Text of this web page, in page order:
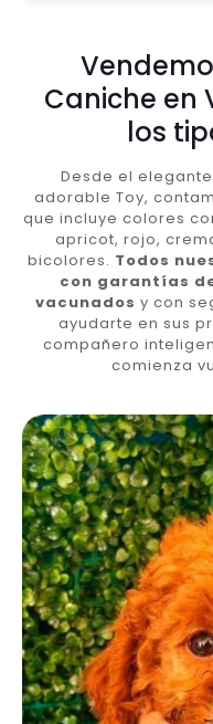
Caniche en
los
Desde el
adorable Toy,
que incluye colores
apricot, rojo,
bicolores. Todos
con garantías
vacunados y con
ayudarte en sus
compañero
comienza